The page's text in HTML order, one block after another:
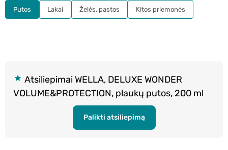
Atsiliepimai WELLA, DELUXE WONDER
VOLUME&PROTECTION, plaukų putos, 200 ml
Palikti atsiliepimą
Putos Lakai Želės, pastos Kitos priemonės